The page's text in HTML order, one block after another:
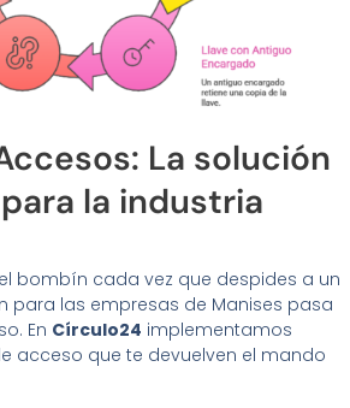
La solución
la industria
bombín cada vez que despides a un
para las empresas de Manises pasa
En Círculo24 implementamos
acceso que te devuelven el mando